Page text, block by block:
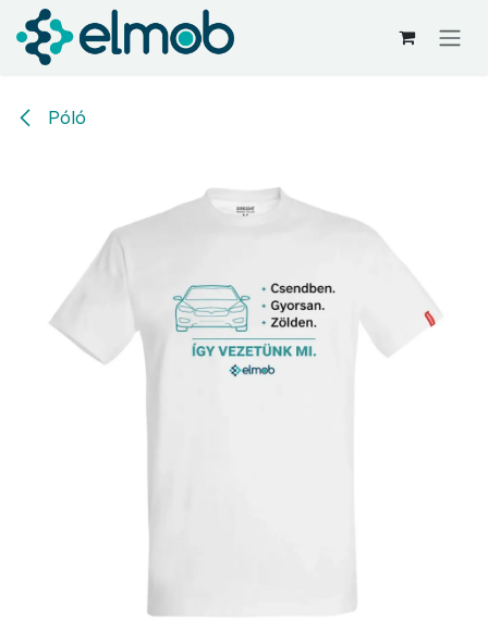
Kihagyás és továbblépés a tartalomhoz
Póló